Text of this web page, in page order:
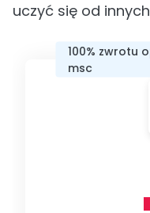
uczyć się od
100% zwrotu
msc